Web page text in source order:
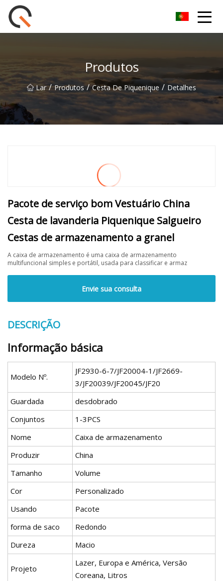
Produtos
Lar / Produtos / Cesta De Piquenique / Detalhes
Pacote de serviço bom Vestuário China
Cesta de lavanderia Piquenique Salgueiro
Cestas de armazenamento a granel
A caixa de armazenamento é uma caixa de armazenamento
multifuncional simples e portátil, usada para classificar e armaz
Envie sua consulta
DESCRIÇÃO
Informação básica
Modelo Nº.
JF2930-6-7/JF20004-1/JF2669-
3/JF20039/JF20045/JF20
Guardada
desdobrado
Conjuntos
1-3PCS
Nome
Caixa de armazenamento
Produzir
China
Tamanho
Volume
Cor
Personalizado
Usando
Pacote
forma de saco
Redondo
Dureza
Macio
Projeto
Lazer, Europa e América, Versão
Coreana, Litros